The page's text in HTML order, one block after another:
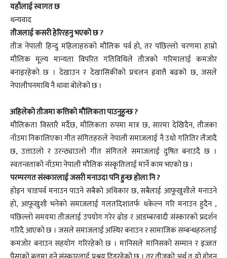
यहाँलाई स्वागत छ
धन्यवाद
तीजलाई कसरी हेरिरहनु भएको छ ?
तीज नेपाली हिन्दु महिलाहरुको मौलिक पर्व हो, तर पछिल्लो चरणमा हाम्रो
मौलिक मूल्य मान्यता विपरित गतिविधिले तीजको गरिमालाई कमजोर
बनाइरहेको छ । देखाउन र देखासिकीको प्रचलन ह्रवात्तै बढको छ, जसले
नेपालीपनमाथि नै धावा बोलेको छ ।
अहिलेको तीजमा कत्तिको मौलिकता पाउनुहुन्छ ?
मौलिकता विस्तारै मर्दैछ, मौलिकता रुपमा मात्र छ, सारमा देखिदैन, तीजका
नाँउमा निकालिएका गीत संगितहरुले नेपाली समाजलाई नै उधो गतितिर लैजादै
छ, उत्ताउलो र उरन्ठ्याउलो गीत संगितले समाजलाई दुषित बनाउदै छ ।
स्वतन्त्रताको नाँउमा नेपाली मौलिक संस्कृतिलाई मार्ने काम भएको छ ।
परम्परगत संस्कारलाई जसरी मनाउदा पनि हुन्छ होला नि ?
होइन चाडपर्व मनाउन पाउने सबैको अधिकार छ, सबैलाई आफूखुशीले मनाउने
हो, आफूखुशी भनेको समाजलाई गलतदिशातर्फ धकेल्न गरि मनाउन हुदैन ,
पछिल्लो समयमा तीजलाई उपयोग गरेर ढोङ र आडम्बरवादी संस्कारको प्रदर्शन
गरिदै आएको छ । जसले समाजलाई अस्थिर बनाउन र सामाजिक सम्बन्धहरुलाई
कमजोर बनाउन सहयोग गरिरहेको छ । मानिसले मानिसको सम्मान र इज्जत